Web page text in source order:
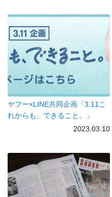
ヤフー×LINE共同企画「3.11こ
れからも、できること。」
2023.03.10